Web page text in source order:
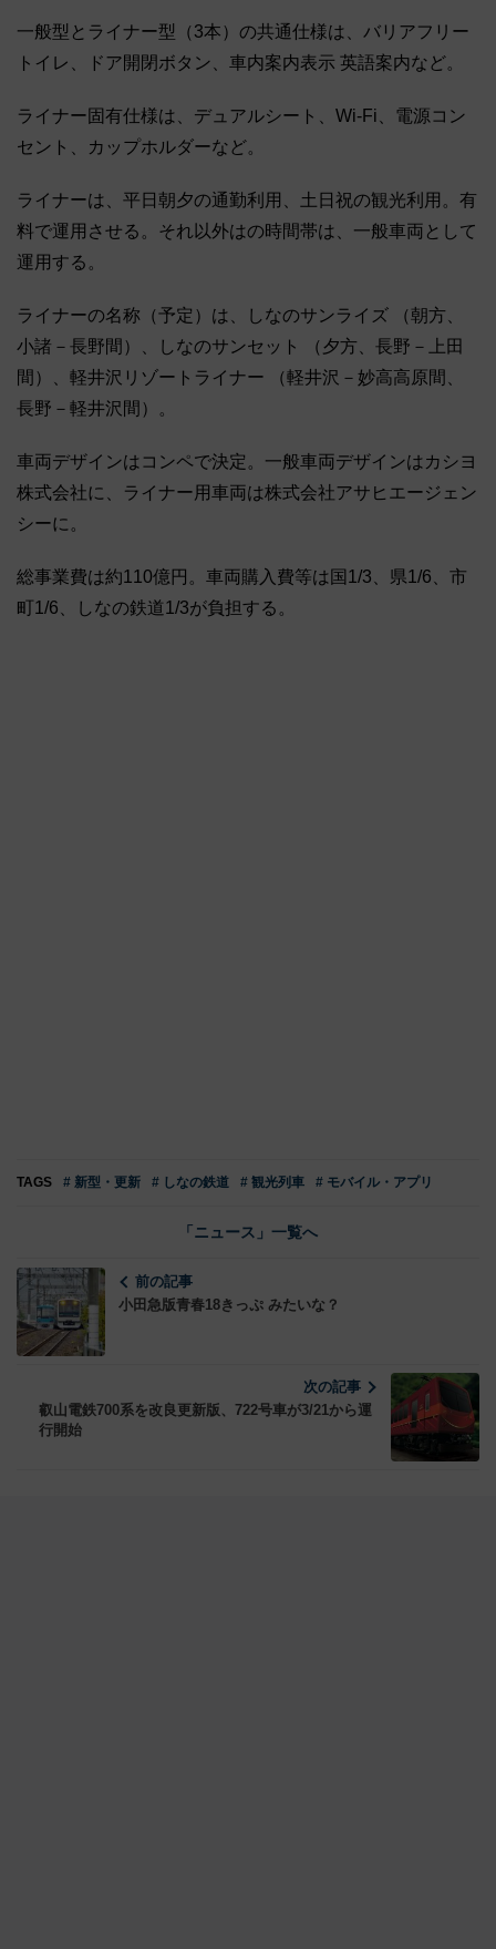
一般型とライナー型（3本）の共通仕様は、バリアフリー
トイレ、ドア開閉ボタン、車内案内表示 英語案内など。
ライナー固有仕様は、デュアルシート、Wi-Fi、電源コン
セント、カップホルダーなど。
ライナーは、平日朝夕の通勤利用、土日祝の観光利用。有
料で運用させる。それ以外はの時間帯は、一般車両として
運用する。
ライナーの名称（予定）は、しなのサンライズ （朝方、
小諸－長野間）、しなのサンセット （夕方、長野－上田
間）、軽井沢リゾートライナー （軽井沢－妙高高原間、
長野－軽井沢間）。
車両デザインはコンペで決定。一般車両デザインはカシヨ
株式会社に、ライナー用車両は株式会社アサヒエージェン
シーに。
総事業費は約110億円。車両購入費等は国1/3、県1/6、市
町1/6、しなの鉄道1/3が負担する。
TAGS # 新型・更新 # しなの鉄道 # 観光列車 # モバイル・アプリ
「ニュース」一覧へ
前の記事
小田急版青春18きっぷ みたいな？
次の記事
叡山電鉄700系を改良更新版、722号車が3/21から運
行開始